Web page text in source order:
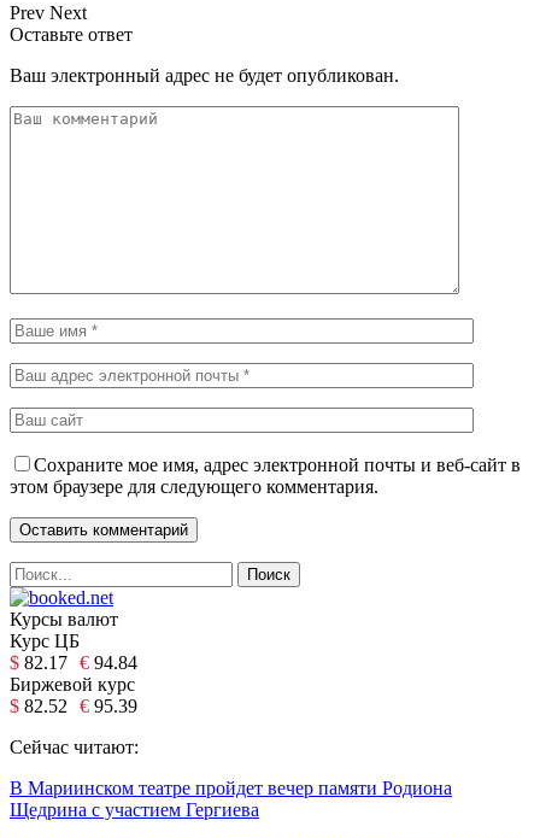
Prev Next
Оставьте ответ
Ваш электронный адрес не будет опубликован.
Сохраните мое имя, адрес электронной почты и веб-сайт в
этом браузере для следующего комментария.
Курсы валют
Курс ЦБ
$ 82.17 € 94.84
Биржевой курс
$ 82.52 € 95.39
Сейчас читают:
В Мариинском театре пройдет вечер памяти Родиона
Щедрина с участием Гергиева